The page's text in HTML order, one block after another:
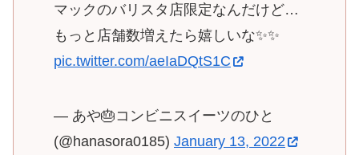
マックのバリスタ店限定なんだけど…
もっと店舗数増えたら嬉しいな✨✨
pic.twitter.com/aeIaDQtS1C
— あや🎂コンビニスイーツのひと
(@hanasora0185) January 13, 2022